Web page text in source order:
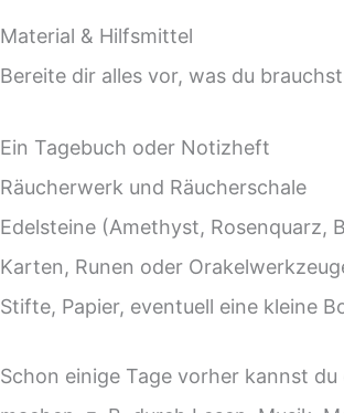
Material & Hilfsmittel
Bereite dir alles vor, was du
Ein Tagebuch oder Notizheft
Räucherwerk und Räucherschale
Edelsteine (Amethyst, Rosenquarz,
Karten, Runen oder
Stifte, Papier, eventuell eine kleine
Schon einige Tage vorher kannst